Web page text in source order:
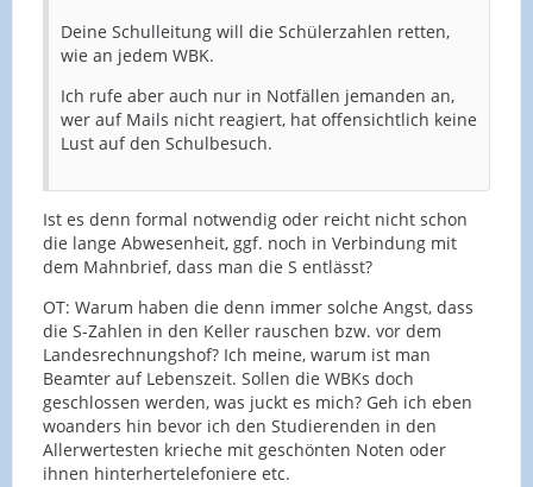
Deine Schulleitung will die Schülerzahlen retten,
wie an jedem WBK.
Ich rufe aber auch nur in Notfällen jemanden an,
wer auf Mails nicht reagiert, hat offensichtlich keine
Lust auf den Schulbesuch.
Ist es denn formal notwendig oder reicht nicht schon
die lange Abwesenheit, ggf. noch in Verbindung mit
dem Mahnbrief, dass man die S entlässt?
OT: Warum haben die denn immer solche Angst, dass
die S-Zahlen in den Keller rauschen bzw. vor dem
Landesrechnungshof? Ich meine, warum ist man
Beamter auf Lebenszeit. Sollen die WBKs doch
geschlossen werden, was juckt es mich? Geh ich eben
woanders hin bevor ich den Studierenden in den
Allerwertesten krieche mit geschönten Noten oder
ihnen hinterhertelefoniere etc.